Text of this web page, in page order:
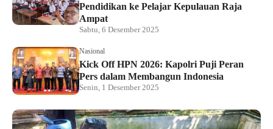
Pendidikan ke Pelajar Kepulauan Raja
Ampat
Sabtu, 6 Desember 2025
Nasional
Kick Off HPN 2026: Kapolri Puji Peran
Pers dalam Membangun Indonesia
Senin, 1 Desember 2025